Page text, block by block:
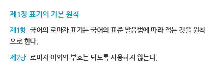
제1장 표기의 기본 원칙
제1항 국어의 로마자 표기는 국어의 표준 발음법에 따라 적는 것을 원칙
으로 한다.
제2항 로마자 이외의 부호는 되도록 사용하지 않는다.